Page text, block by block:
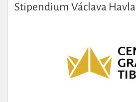
Stipendium Václava Havla